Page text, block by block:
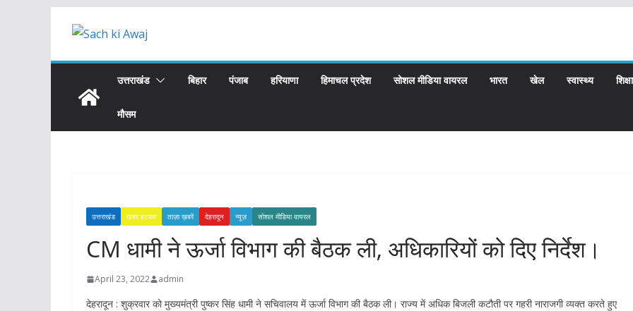
उत्तराखंड बिहार पंजाब हरियाणा हिमाचल प्रदेश सोशल मीडिया वायरल भारत खेल स्वास्थ्य शिक्षा
मौसम
उत्तराखंड खबर हटकर ताज़ा ख़बरें देहरादून न्यूज़ सोशल मीडिया वायरल
CM धामी ने ऊर्जा विभाग की बैठक ली, अधिकारियों को दिए निर्देश।
April 23, 2022 admin
देहरादून : शुक्रवार को मुख्यमंत्री पुष्कर सिंह धामी ने सचिवालय में ऊर्जा विभाग की बैठक ली। राज्य में अधिक बिजली कटौती पर गहरी नाराजगी व्यक्त करते हुए